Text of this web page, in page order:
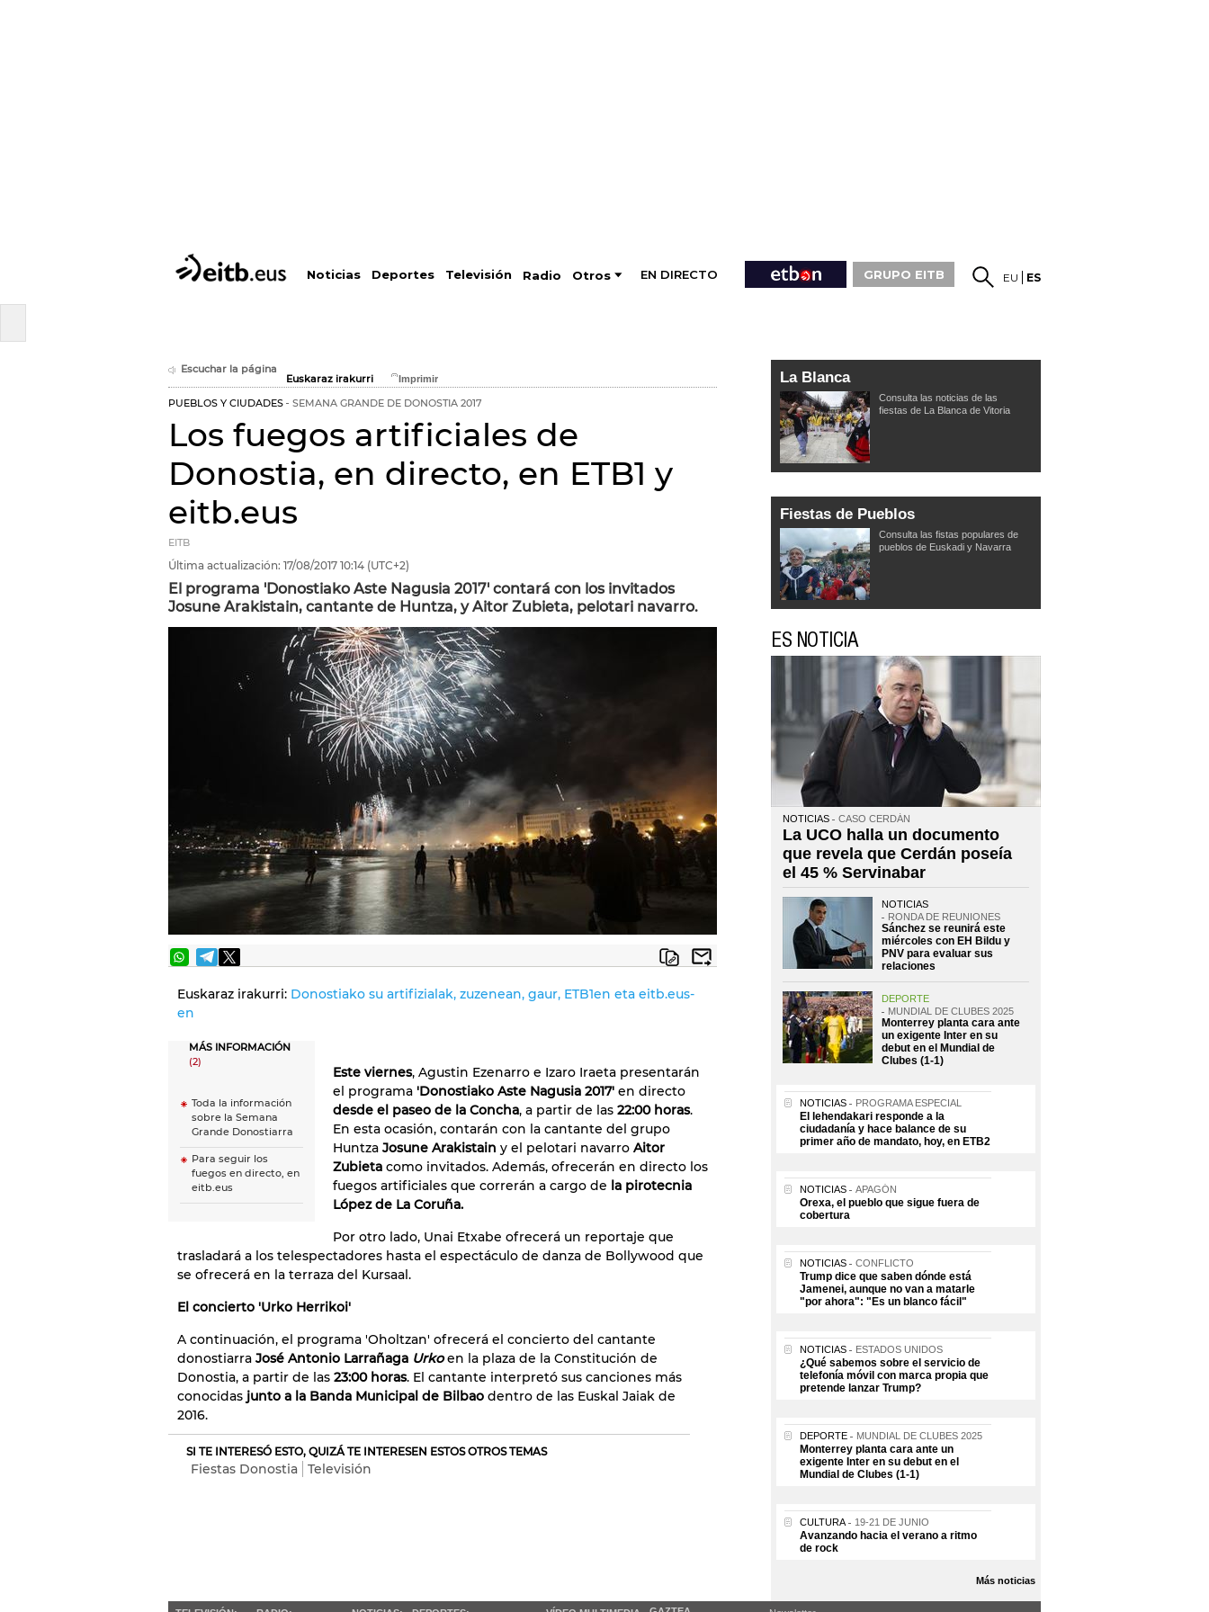
Noticias Deportes Televisión Radio Otros EN DIRECTO GRUPO EITB EU ES
Escuchar la página
Euskaraz irakurri
PUEBLOS Y CIUDADES SEMANA GRANDE DE DONOSTIA 2017
Los fuegos artificiales de
Donostia, en directo, en ETB1 y
eitb.eus
EITB
Última actualización: 17/08/2017 10:14 (UTC+2)
El programa 'Donostiako Aste Nagusia 2017' contará con los invitados
Josune Arakistain, cantante de Huntza, y Aitor Zubieta, pelotari navarro.
Euskaraz irakurri: Donostiako su artifizialak, zuzenean, gaur, ETB1en eta eitb.eus-
en
MÁS INFORMACIÓN
(2)
Toda la información
sobre la Semana
Grande Donostiarra
Para seguir los
fuegos en directo, en
eitb.eus
Este viernes, Agustin Ezenarro e Izaro Iraeta presentarán
el programa 'Donostiako Aste Nagusia 2017' en directo
desde el paseo de la Concha, a partir de las 22:00 horas.
En esta ocasión, contarán con la cantante del grupo
Huntza Josune Arakistain y el pelotari navarro Aitor
Zubieta como invitados. Además, ofrecerán en directo los
fuegos artificiales que correrán a cargo de la pirotecnia
López de La Coruña.
Por otro lado, Unai Etxabe ofrecerá un reportaje que
trasladará a los telespectadores hasta el espectáculo de danza de Bollywood que
se ofrecerá en la terraza del Kursaal.
El concierto 'Urko Herrikoi'
A continuación, el programa 'Oholtzan' ofrecerá el concierto del cantante
donostiarra José Antonio Larrañaga Urkoen la plaza de la Constitución de
Donostia, a partir de las 23:00 horas. El cantante interpretó sus canciones más
conocidas junto a la Banda Municipal de Bilbao dentro de las Euskal Jaiak de
2016.
SI TE INTERESÓ ESTO, QUIZÁ TE INTERESEN ESTOS OTROS TEMAS
Fiestas Donostia Televisión
La Blanca
Consulta las noticias de las
fiestas de La Blanca de Vitoria
Fiestas de Pueblos
Consulta las fistas populares de
pueblos de Euskadi y Navarra
ES NOTICIA
NOTICIAS CASO CERDÁN
La UCO halla un documento
que revela que Cerdán poseía
el 45 % Servinabar
NOTICIAS
RONDA DE REUNIONES
Sánchez se reunirá este
miércoles con EH Bildu y
PNV para evaluar sus
relaciones
DEPORTE
MUNDIAL DE CLUBES 2025
Monterrey planta cara ante
un exigente Inter en su
debut en el Mundial de
Clubes (1-1)
NOTICIAS PROGRAMA ESPECIAL
El lehendakari responde a la
ciudadanía y hace balance de su
primer año de mandato, hoy, en ETB2
NOTICIAS APAGÓN
Orexa, el pueblo que sigue fuera de
cobertura
NOTICIAS CONFLICTO
Trump dice que saben dónde está
Jamenei, aunque no van a matarle
"por ahora": "Es un blanco fácil"
NOTICIAS ESTADOS UNIDOS
¿Qué sabemos sobre el servicio de
telefonía móvil con marca propia que
pretende lanzar Trump?
DEPORTE MUNDIAL DE CLUBES 2025
Monterrey planta cara ante un
exigente Inter en su debut en el
Mundial de Clubes (1-1)
CULTURA 19-21 DE JUNIO
Avanzando hacia el verano a ritmo
de rock
Más noticias